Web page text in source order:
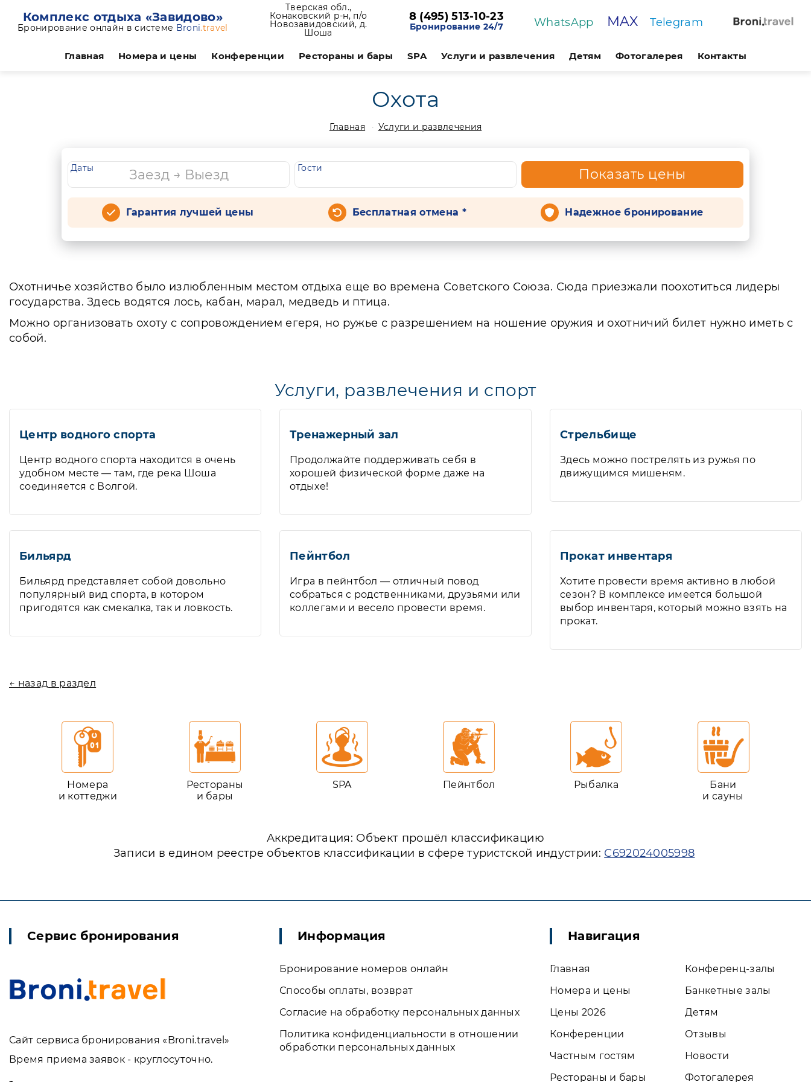
Комплекс отдыха «Завидово»
Бронирование онлайн в системе Broni.travel
Тверская обл.,
Конаковский р-н, п/о
Новозавидовский, д.
Шоша
8 (495) 513-10-23
Бронирование 24/7 WhatsApp MAX Telegram
Главная Номера и цены Конференции Рестораны и бары SPA Услуги и развлечения Детям Фотогалерея Контакты
Охота
Главная Услуги и развлечения
Даты Гости Показать цены
Гарантия лучшей цены Бесплатная отмена * Надежное бронирование
Охотничье хозяйство было излюбленным местом отдыха еще во времена Советского Союза. Сюда приезжали поохотиться лидеры
государства. Здесь водятся лось, кабан, марал, медведь и птица.
Можно организовать охоту с сопровождением егеря, но ружье с разрешением на ношение оружия и охотничий билет нужно иметь с
собой.
Услуги, развлечения и спорт
Центр водного спорта
Центр водного спорта находится в очень
удобном месте — там, где река Шоша
соединяется с Волгой.
Тренажерный зал
Продолжайте поддерживать себя в
хорошей физической форме даже на
отдыхе!
Стрельбище
Здесь можно пострелять из ружья по
движущимся мишеням.
Бильярд
Бильярд представляет собой довольно
популярный вид спорта, в котором
пригодятся как смекалка, так и ловкость.
Пейнтбол
Игра в пейнтбол — отличный повод
собраться с родственниками, друзьями или
коллегами и весело провести время.
Прокат инвентаря
Хотите провести время активно в любой
сезон? В комплексе имеется большой
выбор инвентаря, который можно взять на
прокат.
← назад в раздел
Номера
и коттеджи
Рестораны
и бары
SPA Пейнтбол Рыбалка
Бани
и сауны
Аккредитация: Объект прошёл классификацию
Записи в едином реестре объектов классификации в сфере туристской индустрии: С692024005998
Сервис бронирования
Сайт сервиса бронирования «Broni.travel»
Время приема заявок - круглосуточно.
Информация
Бронирование номеров онлайн
Способы оплаты, возврат
Согласие на обработку персональных данных
Политика конфиденциальности в отношении
обработки персональных данных
Навигация
Главная
Номера и цены
Цены 2026
Конференции
Частным гостям
Рестораны и бары
Конференц-залы
Банкетные залы
Детям
Отзывы
Новости
Фотогалерея